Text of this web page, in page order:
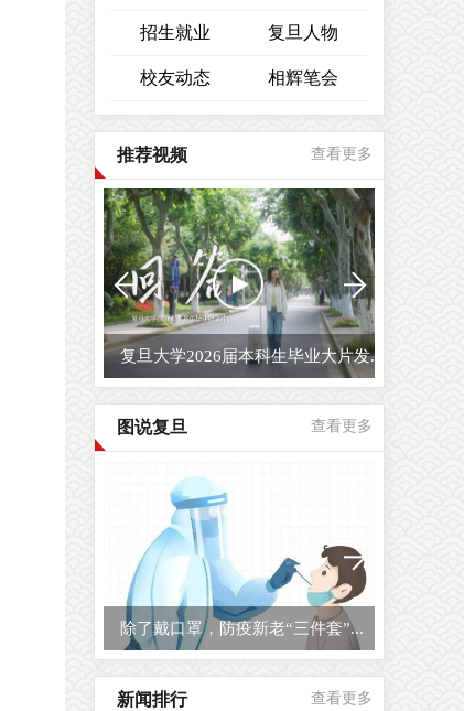
招生就业 复旦人物
校友动态 相辉笔会
推荐视频 查看更多
复旦大学2026届毕业生原创毕业MV...
图说复旦 查看更多
复旦大学校园开放日
新闻排行 查看更多